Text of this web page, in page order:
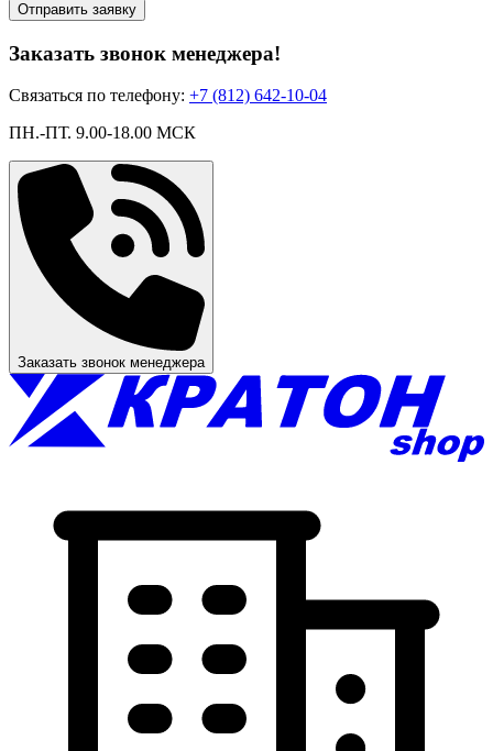
Отправить заявку
Заказать звонок менеджера!
Связаться по телефону: +7 (812) 642-10-04
ПН.-ПТ. 9.00-18.00 МСК
Заказать звонок менеджера